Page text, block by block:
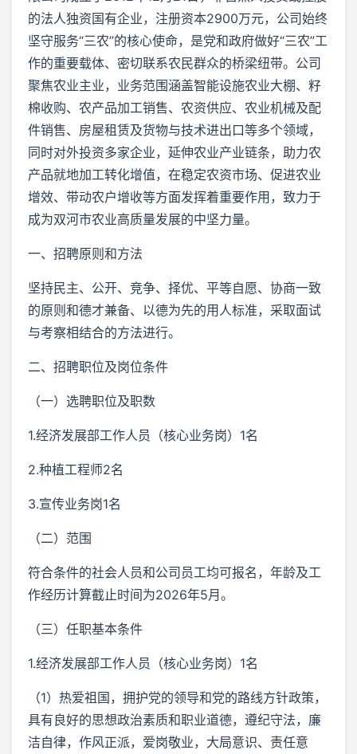
的法人独资国有企业，注册资本2900万元，公司始终
坚守服务“三农”的核心使命，是党和政府做好“三农”工
作的重要载体、密切联系农民群众的桥梁纽带。公司
聚焦农业主业，业务范围涵盖智能设施农业大棚、籽
棉收购、农产品加工销售、农资供应、农业机械及配
件销售、房屋租赁及货物与技术进出口等多个领域，
同时对外投资多家企业，延伸农业产业链条，助力农
产品就地加工转化增值，在稳定农资市场、促进农业
增效、带动农户增收等方面发挥着重要作用，致力于
成为双河市农业高质量发展的中坚力量。
一、招聘原则和方法
坚持民主、公开、竞争、择优、平等自愿、协商一致
的原则和德才兼备、以德为先的用人标准，采取面试
与考察相结合的方法进行。
二、招聘职位及岗位条件
（一）选聘职位及职数
1.经济发展部工作人员（核心业务岗）1名
2.种植工程师2名
3.宣传业务岗1名
（二）范围
符合条件的社会人员和公司员工均可报名，年龄及工
作经历计算截止时间为2026年5月。
（三）任职基本条件
1.经济发展部工作人员（核心业务岗）1名
（1）热爱祖国，拥护党的领导和党的路线方针政策，
具有良好的思想政治素质和职业道德，遵纪守法，廉
洁自律，作风正派，爱岗敬业，大局意识、责任意